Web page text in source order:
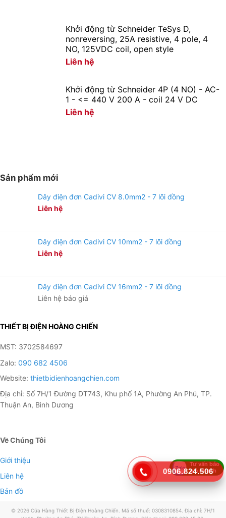
Khởi động từ Schneider TeSys D,
nonreversing, 25A resistive, 4 pole, 4
NO, 125VDC coil, open style
Liên hệ
Khởi động từ Schneider 4P (4 NO) - AC-
1 - <= 440 V 200 A - coil 24 V DC
Liên hệ
Sản phẩm mới
Dây điện đơn Cadivi CV 8.0mm2 - 7 lõi đồng
Liên hệ
Dây điện đơn Cadivi CV 10mm2 - 7 lõi đồng
Liên hệ
Dây điện đơn Cadivi CV 16mm2 - 7 lõi đồng
Liên hệ báo giá
THIẾT BỊ ĐIỆN HOÀNG CHIẾN
MST: 3702584697
Zalo: 090 682 4506
Website: thietbidienhoangchien.com
Địa chỉ: Số 7H/1 Đường DT743, Khu phố 1A, Phường An Phú, TP.
Thuận An, Bình Dương
Về Chúng Tôi
Giới thiệu
Liên hệ
Bản đồ
© 2026 Cửa Hàng Thiết Bị Điện Hoàng Chiến. Mã số thuế: 0308310854. Địa chỉ: 7H/1
Tư vấn báo
giá nhanh
0906.824.506